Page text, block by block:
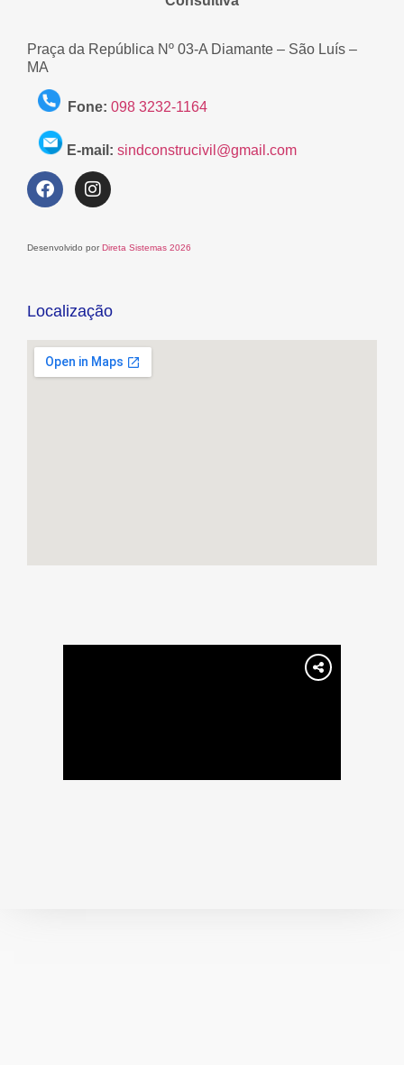
Praça da República Nº 03-A Diamante – São Luís –
MA
Fone: 098 3232-1164
E-mail: sindconstrucivil@gmail.com
Desenvolvido por Direta Sistemas 2026
Localização